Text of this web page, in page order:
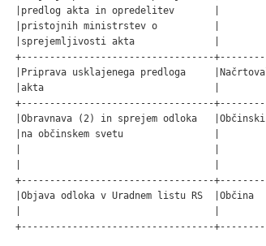
|predlog akta in opredelitev       |
|pristojnih ministrstev o          |
|sprejemljivosti akta              |
+----------------------------------
|Priprava usklajenega predloga
|akta                              |
+----------------------------------
|Obravnava (2) in sprejem odloka
|na občinskem svetu                |
|                                  |
|                                  |
+----------------------------------
|Objava odloka v Uradnem listu RS
|                                  |
+----------------------------------